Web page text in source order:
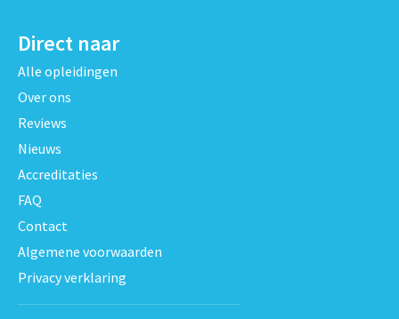
Direct naar
Alle opleidingen
Over ons
Reviews
Nieuws
Accreditaties
FAQ
Contact
Algemene voorwaarden
Privacy verklaring